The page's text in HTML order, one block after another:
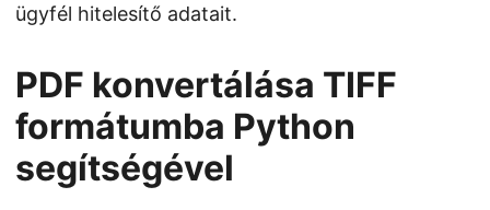
ügyfél hitelesítő adatait.
PDF konvertálása TIFF
formátumba Python
segítségével